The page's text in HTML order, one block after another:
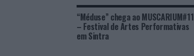
“Méduse” chega ao MUSCARIUM#11
– Festival de Artes Performativas
em Sintra